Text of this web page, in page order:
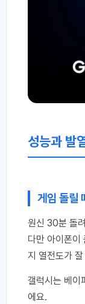
성능과 발
게임 돌릴
원신 30분 돌
다만 아이폰이
지 열전도가
갤럭시는 베이
에요.